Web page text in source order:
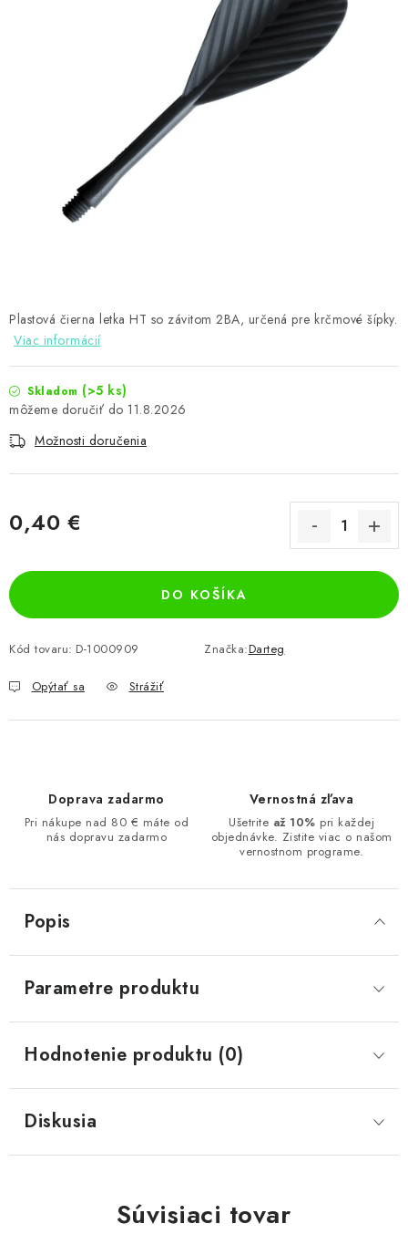
TERČE A ŠÍPKY
Kontakty Hodnotenie obchodu
Plastová čierna letka HT so závitom 2BA, určená pre krčmové šípky.
Viac informácií
Skladom (>5 ks)
11.8.2026
Možnosti doručenia
0,40 €
DO KOŠÍKA
Kód tovaru: D-1000909 Značka:Darteg
Opýtať sa Strážiť
Doprava zadarmo
Pri nákupe nad 80 € máte od
nás dopravu zadarmo
Vernostná zľava
Ušetrite až 10% pri každej
objednávke. Zistite viac o našom
vernostnom programe.
Popis
Parametre produktu
Hodnotenie produktu (0)
Diskusia
Súvisiaci tovar